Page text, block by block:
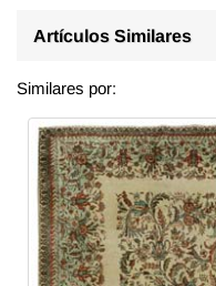
Artículos Similares
Similares por: